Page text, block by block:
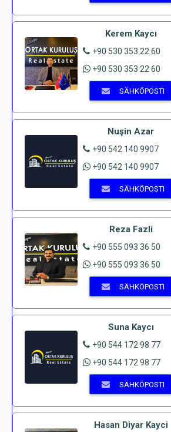
Kerem Kaycı
+90 530 353 22 60
+90 530 353 22 60
SÄHKÖPOSTI
Nuşin Azar
+90 542 140 9907
+90 542 140 9907
SÄHKÖPOSTI
Reza Fazli
+90 555 093 36 50
+90 555 093 36 50
SÄHKÖPOSTI
Suna Kaycı
+90 544 172 98 77
+90 544 172 98 77
SÄHKÖPOSTI
Hasan Diyar Kayci